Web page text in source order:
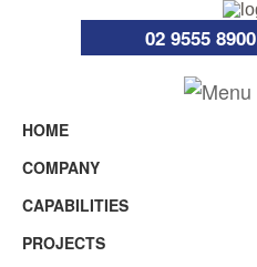
02 9555 8900
HOME
COMPANY
CAPABILITIES
PROJECTS